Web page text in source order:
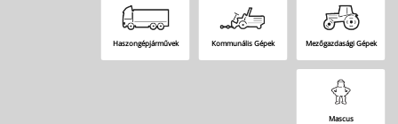
Haszongépjárművek Kommunális Gépek Mezőgazdasági Gépek
Mascus